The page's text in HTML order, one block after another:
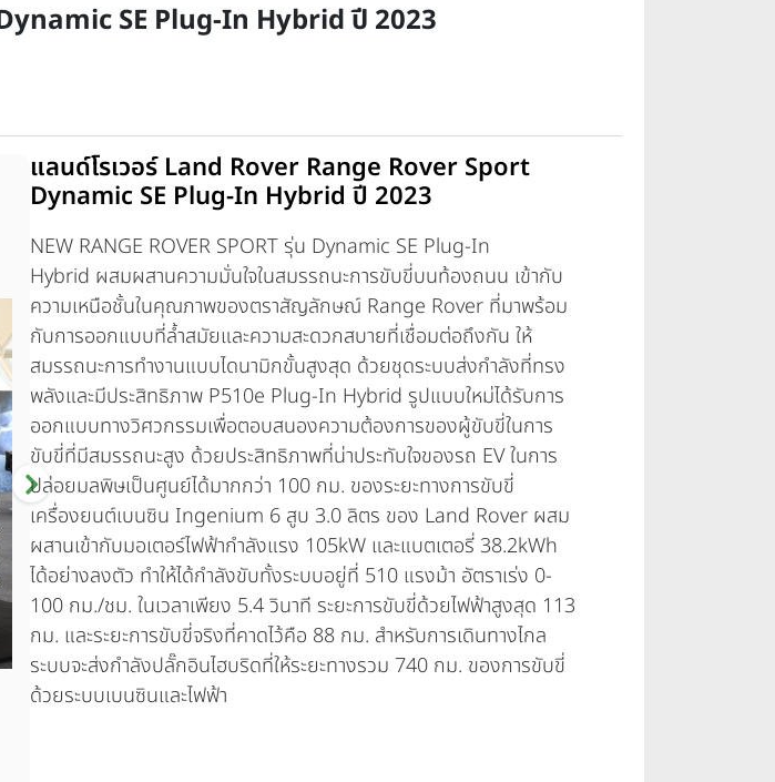
SE Plug-In Hybrid ปี 2023
แลนด์โรเวอร์ Land Rover Range Rover Sport
Dynamic SE Plug-In Hybrid ปี 2023
NEW RANGE ROVER SPORT รุ่น Dynamic SE Plug-In
Hybrid ผสมผสานความมั่นใจในสมรรถนะการขับขี่บนท้องถนน เข้ากับ
ความเหนือชั้นในคุณภาพของตราสัญลักษณ์ Range Rover ที่มาพร้อม
กับการออกแบบที่ล้ำสมัยและความสะดวกสบายที่เชื่อมต่อถึงกัน ให้
สมรรถนะการทำงานแบบไดนามิกขั้นสูงสุด ด้วยชุดระบบส่งกำลังที่ทรง
พลังและมีประสิทธิภาพ P510e Plug-In Hybrid รูปแบบใหม่ได้รับการ
ออกแบบทางวิศวกรรมเพื่อตอบสนองความต้องการของผู้ขับขี่ในการ
ขับขี่ที่มีสมรรถนะสูง ด้วยประสิทธิภาพที่น่าประทับใจของรถ EV ในการ
ปล่อยมลพิษเป็นศูนย์ได้มากกว่า 100 กม. ของระยะทางการขับขี่
เครื่องยนต์เบนซิน Ingenium 6 สูบ 3.0 ลิตร ของ Land Rover ผสม
ผสานเข้ากับมอเตอร์ไฟฟ้ากำลังแรง 105kW และแบตเตอรี่ 38.2kWh
ได้อย่างลงตัว ทำให้ได้กำลังขับทั้งระบบอยู่ที่ 510 แรงม้า อัตราเร่ง 0-
100 กม./ชม. ในเวลาเพียง 5.4 วินาที ระยะการขับขี่ด้วยไฟฟ้าสูงสุด 113
กม. และระยะการขับขี่จริงที่คาดไว้คือ 88 กม. สำหรับการเดินทางไกล
ระบบจะส่งกำลังปลั๊กอินไฮบริดที่ให้ระยะทางรวม 740 กม. ของการขับขี่
ด้วยระบบเบนซินและไฟฟ้า